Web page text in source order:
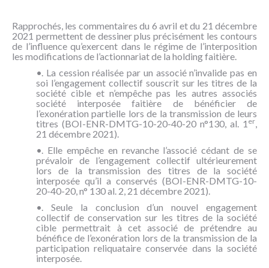
Rapprochés, les commentaires du 6 avril et du 21 décembre
2021 permettent de dessiner plus précisément les contours
de l’influence qu’exercent dans le régime de l’interposition
les modifications de l’actionnariat de la holding faitière.
•. La cession réalisée par un associé n’invalide pas en
soi l’engagement collectif souscrit sur les titres de la
société cible et n’empêche pas les autres associés
société interposée faitière de bénéficier de
l’exonération partielle lors de la transmission de leurs
titres (BOI-ENR-DMTG-10-20-40-20 n°130, al. 1 er,
21 décembre 2021).
•. Elle empêche en revanche l’associé cédant de se
prévaloir de l’engagement collectif ultérieurement
lors de la transmission des titres de la société
interposée qu’il a conservés (BOI-ENR-DMTG-10-
20-40-20, n° 130 al. 2, 21 décembre 2021).
•. Seule la conclusion d’un nouvel engagement
collectif de conservation sur les titres de la société
cible permettrait à cet associé de prétendre au
bénéfice de l’exonération lors de la transmission de la
participation reliquataire conservée dans la société
interposée.